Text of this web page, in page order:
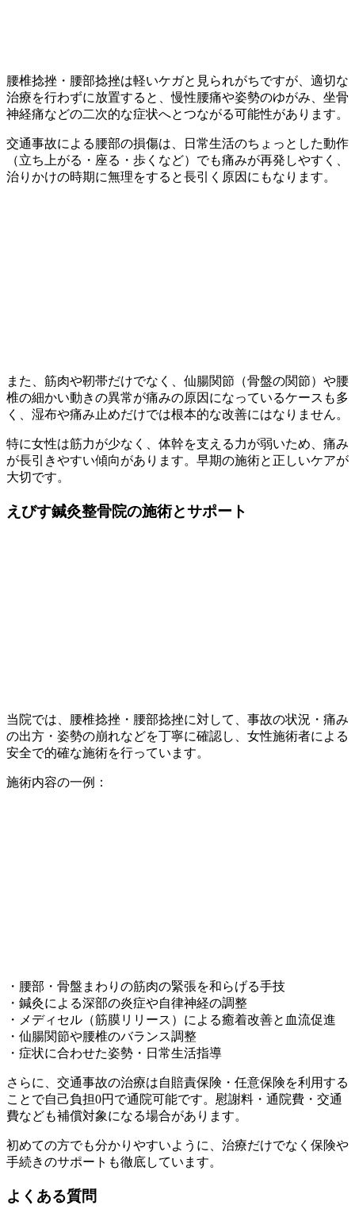
腰椎捻挫・腰部捻挫は軽いケガと見られがちですが、適切な
治療を行わずに放置すると、慢性腰痛や姿勢のゆがみ、坐骨
神経痛などの二次的な症状へとつながる可能性があります。
交通事故による腰部の損傷は、日常生活のちょっとした動作
（立ち上がる・座る・歩くなど）でも痛みが再発しやすく、
治りかけの時期に無理をすると長引く原因にもなります。
また、筋肉や靭帯だけでなく、仙腸関節（骨盤の関節）や腰
椎の細かい動きの異常が痛みの原因になっているケースも多
く、湿布や痛み止めだけでは根本的な改善にはなりません。
特に女性は筋力が少なく、体幹を支える力が弱いため、痛み
が長引きやすい傾向があります。早期の施術と正しいケアが
大切です。
えびす鍼灸整骨院の施術とサポート
当院では、腰椎捻挫・腰部捻挫に対して、事故の状況・痛み
の出方・姿勢の崩れなどを丁寧に確認し、女性施術者による
安全で的確な施術を行っています。
施術内容の一例：
・腰部・骨盤まわりの筋肉の緊張を和らげる手技
・鍼灸による深部の炎症や自律神経の調整
・メディセル（筋膜リリース）による癒着改善と血流促進
・仙腸関節や腰椎のバランス調整
・症状に合わせた姿勢・日常生活指導
さらに、交通事故の治療は自賠責保険・任意保険を利用する
ことで自己負担0円で通院可能です。慰謝料・通院費・交通
費なども補償対象になる場合があります。
初めての方でも分かりやすいように、治療だけでなく保険や
手続きのサポートも徹底しています。
よくある質問